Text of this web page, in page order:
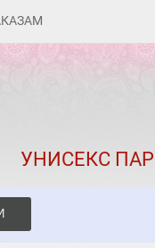
ЗАКАЗАМ
УНИСЕКС